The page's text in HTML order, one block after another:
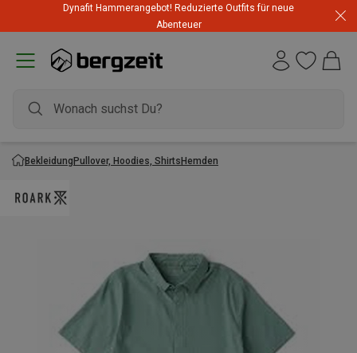
Dynafit Hammerangebot! Reduzierte Outfits für neue
Abenteuer
BekleidungPullover, Hoodies, ShirtsHemden